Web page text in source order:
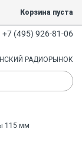
Корзина пуста
+7 (495) 926-81-06
РАДИОРЫНОК
115 мм